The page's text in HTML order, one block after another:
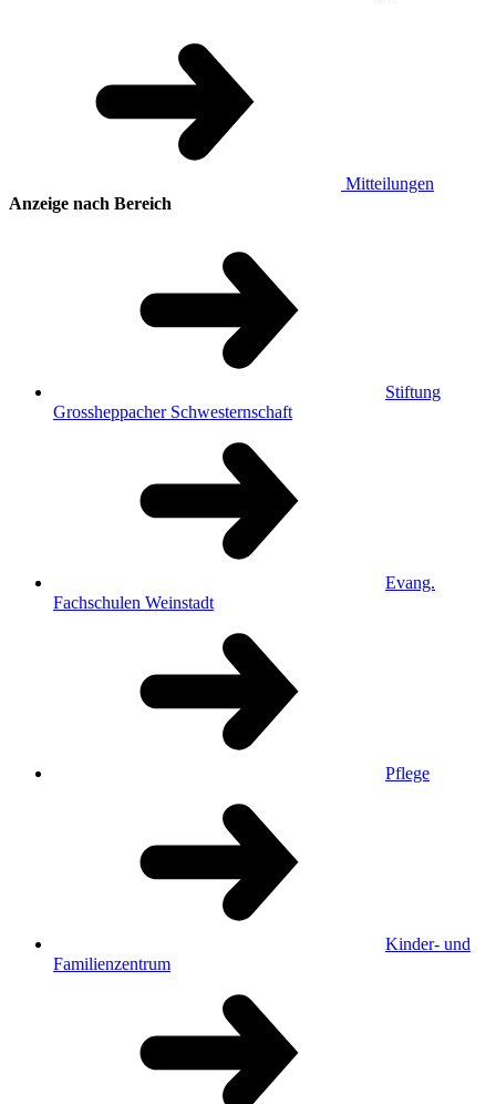
Mitteilungen
Anzeige nach Bereich
Stiftung
Grossheppacher Schwesternschaft
Evang.
Fachschulen Weinstadt
Pflege
Kinder- und
Familienzentrum